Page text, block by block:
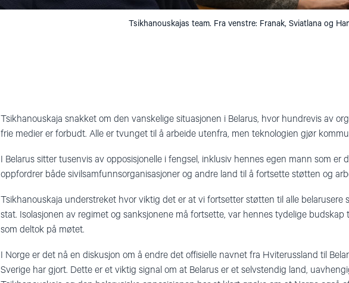
Tsikhanouskajas team. Fra venstre: Franak, Sviatlana og
Tsikhanouskaja snakket om den vanskelige situasjonen i Belarus, hvor hundrevis av
frie medier er forbudt. Alle er tvunget til å arbeide utenfra, men teknologien gjør
I Belarus sitter tusenvis av opposisjonelle i fengsel, inklusiv hennes egen mann som er
oppfordrer både sivilsamfunnsorganisasjoner og andre land til å fortsette støtten og
Tsikhanouskaja understreket hvor viktig det er at vi fortsetter støtten til alle belarusere
stat. Isolasjonen av regimet og sanksjonene må fortsette, var hennes tydelige budskap
som deltok på møtet.
I Norge er det nå en diskusjon om å endre det offisielle navnet fra Hviterussland til
Sverige har gjort. Dette er et viktig signal om at Belarus er et selvstendig land,